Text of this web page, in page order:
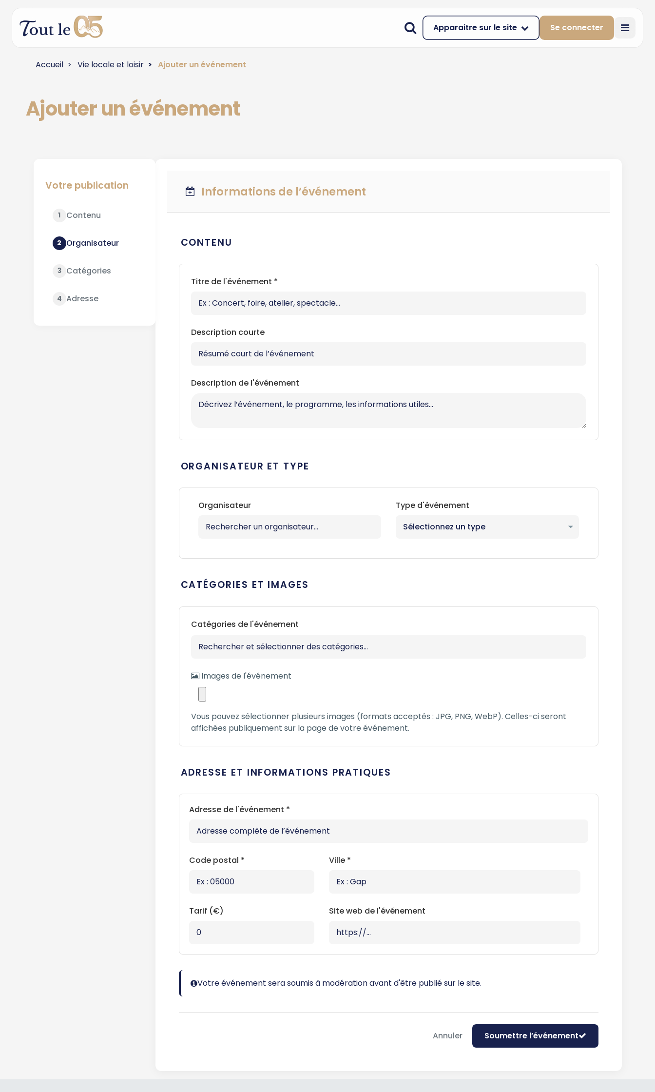
Apparaitre sur le site Se connecter
Accueil Vie locale et loisir Ajouter un événement
Ajouter un événement
Votre publication
1 Contenu
2 Organisateur
3 Catégories
4 Adresse
Informations de l’événement
CONTENU
Titre de l'événement *
Description courte
Description de l'événement
ORGANISATEUR ET TYPE
Organisateur Type d'événement
CATÉGORIES ET IMAGES
Catégories de l'événement
Images de l'événement
Vous pouvez sélectionner plusieurs images (formats acceptés : JPG, PNG, WebP). Celles-ci seront
affichées publiquement sur la page de votre événement.
ADRESSE ET INFORMATIONS PRATIQUES
Adresse de l'événement *
Code postal * Ville *
Tarif (€) Site web de l'événement
Votre événement sera soumis à modération avant d'être publié sur le site.
Annuler Soumettre l’événement